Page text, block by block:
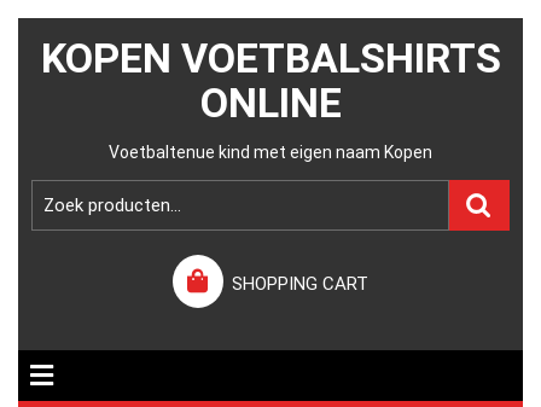
KOPEN VOETBALSHIRTS
ONLINE
Voetbaltenue kind met eigen naam Kopen
SHOPPING CART